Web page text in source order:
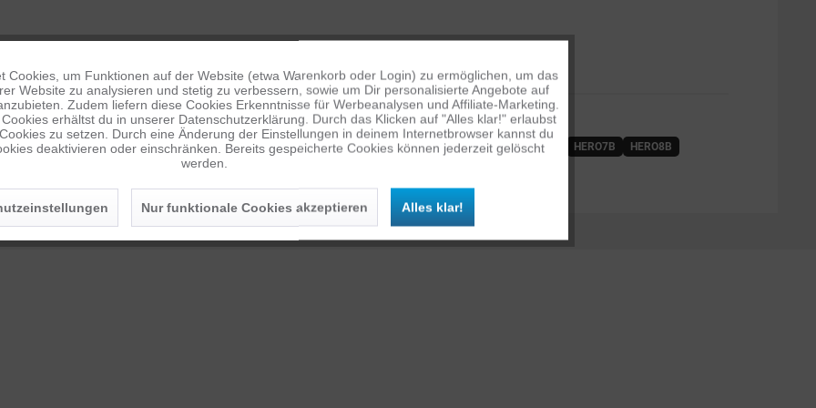
KOMPATIBEL MIT FOLGENDEN KAMERAS:
HERO HERO3 HERO3+ HERO4 HERO5B HERO6B HERO7B
HERO8B
Aktiv
Inaktiv
Inaktiv
Inaktiv
Cookies, um Funktionen auf der Website (etwa Warenkorb oder Login) zu ermöglichen, um das
Website zu analysieren und stetig zu verbessern, sowie um Dir personalisierte Angebote auf
Zudem liefern diese Cookies Erkenntnisse für Werbeanalysen und Affiliate-Marketing.
erhältst du in unserer Datenschutzerklärung. Durch das Klicken auf "Alles klar!" erlaubst
zu setzen. Durch eine Änderung der Einstellungen in deinem Internetbrowser kannst du
deaktivieren oder einschränken. Bereits gespeicherte Cookies können jederzeit gelöscht
werden.
Nur funktionale Cookies akzeptieren Alles klar!